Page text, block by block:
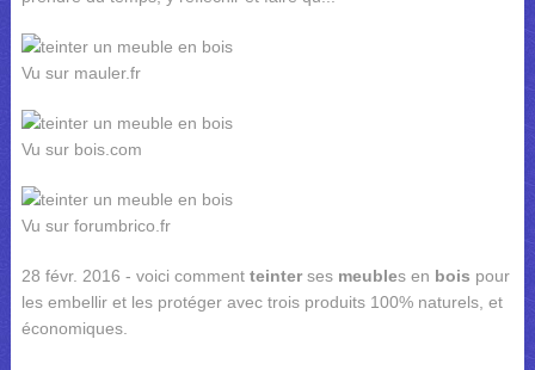
Vu sur mauler.fr
Vu sur bois.com
Vu sur forumbrico.fr
28 févr. 2016 - voici comment teinterses meubles en bois pour
les embellir et les protéger avec trois produits 100% naturels, et
économiques.